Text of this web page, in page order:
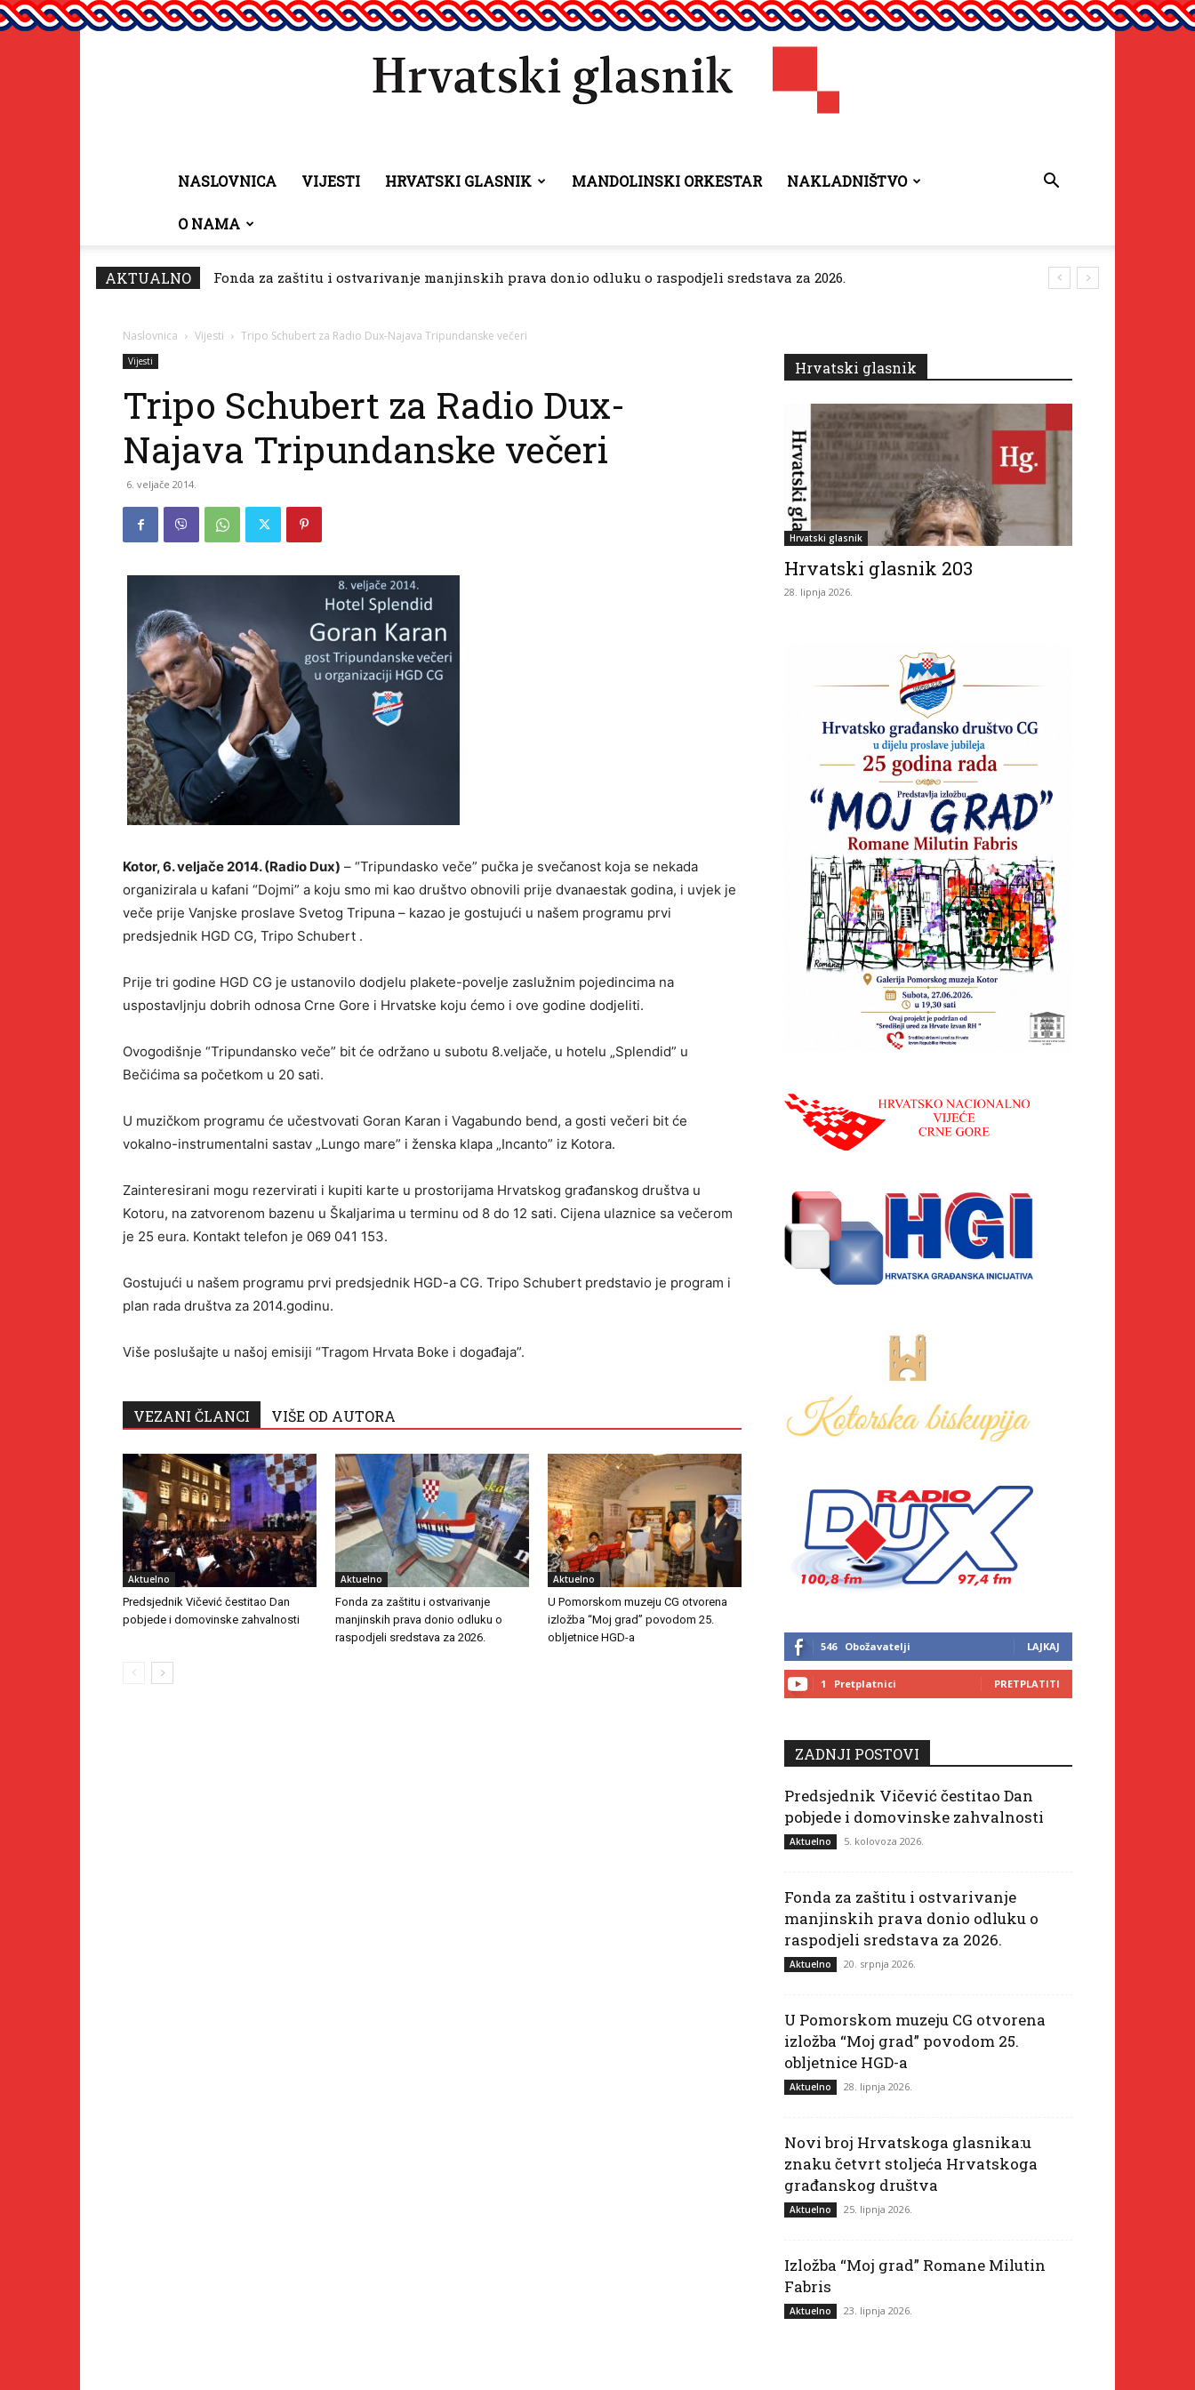
NASLOVNICA VIJESTI HRVATSKI GLASNIK MANDOLINSKI ORKESTAR NAKLADNIŠTVO
O NAMA
AKTUALNO Fonda za zaštitu i ostvarivanje manjinskih prava donio odluku o raspodjeli sredstava za 2026.
Naslovnica Vijesti Tripo Schubert za Radio Dux-Najava Tripundanske večeri
Vijesti
Tripo Schubert za Radio Dux-
Najava Tripundanske večeri
6. veljače 2014.
Kotor, 6. veljače 2014. (Radio Dux) – “Tripundasko veče” pučka je svečanost koja se nekada
organizirala u kafani “Dojmi” a koju smo mi kao društvo obnovili prije dvanaestak godina, i uvjek je
veče prije Vanjske proslave Svetog Tripuna – kazao je gostujući u našem programu prvi
predsjednik HGD CG, Tripo Schubert .
Prije tri godine HGD CG je ustanovilo dodjelu plakete-povelje zaslužnim pojedincima na
uspostavljnju dobrih odnosa Crne Gore i Hrvatske koju ćemo i ove godine dodjeliti.
Ovogodišnje “Tripundansko veče” bit će održano u subotu 8.veljače, u hotelu „Splendid” u
Bečićima sa početkom u 20 sati.
U muzičkom programu će učestvovati Goran Karan i Vagabundo bend, a gosti večeri bit će
vokalno-instrumentalni sastav „Lungo mare” i ženska klapa „Incanto” iz Kotora.
Zainteresirani mogu rezervirati i kupiti karte u prostorijama Hrvatskog građanskog društva u
Kotoru, na zatvorenom bazenu u Škaljarima u terminu od 8 do 12 sati. Cijena ulaznice sa večerom
je 25 eura. Kontakt telefon je 069 041 153.
Gostujući u našem programu prvi predsjednik HGD-a CG. Tripo Schubert predstavio je program i
plan rada društva za 2014.godinu.
Više poslušajte u našoj emisiji “Tragom Hrvata Boke i događaja”.
VEZANI ČLANCI VIŠE OD AUTORA
Aktuelno
Predsjednik Vičević čestitao Dan
pobjede i domovinske zahvalnosti
Aktuelno
Fonda za zaštitu i ostvarivanje
manjinskih prava donio odluku o
raspodjeli sredstava za 2026.
Aktuelno
U Pomorskom muzeju CG otvorena
izložba “Moj grad” povodom 25.
obljetnice HGD-a
Hrvatski glasnik
Hrvatski glasnik
Hrvatski glasnik 203
28. lipnja 2026.
546 Obožavatelji LAJKAJ
1 Pretplatnici PRETPLATITI
ZADNJI POSTOVI
Predsjednik Vičević čestitao Dan
pobjede i domovinske zahvalnosti
Aktuelno 5. kolovoza 2026.
Fonda za zaštitu i ostvarivanje
manjinskih prava donio odluku o
raspodjeli sredstava za 2026.
Aktuelno 20. srpnja 2026.
U Pomorskom muzeju CG otvorena
izložba “Moj grad” povodom 25.
obljetnice HGD-a
Aktuelno 28. lipnja 2026.
Novi broj Hrvatskoga glasnika:u
znaku četvrt stoljeća Hrvatskoga
građanskog društva
Aktuelno 25. lipnja 2026.
Izložba “Moj grad” Romane Milutin
Fabris
Aktuelno 23. lipnja 2026.